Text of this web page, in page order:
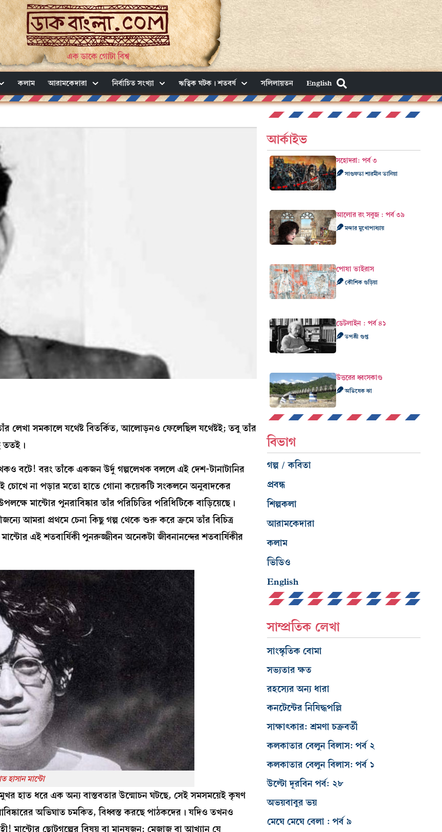
এক ডাকে গোটা বিশ্ব
কলাম আরামকেদারা নির্বাচিত সংখ্যা ঋত্বিক ঘটক। শতবর্ষ সলিলায়তন English
লেখা সমকালে যথেষ্ট বিতর্কিত, আলোড়নও ফেলেছিল যথেষ্টই; তবু তাঁর
ততই।
বটে! বরং তাঁকে একজন উর্দু গল্পলেখক বললে এই দেশ-টানাটানির
চোখে না পড়ার মতো হাতে গোনা কয়েকটি সংকলনে অনুবাদকের
মান্টোর পুনরাবিষ্কার তাঁর পরিচিতির পরিধিটিকে বাড়িয়েছে।
আমরা প্রথমে চেনা কিছু গল্প থেকে শুরু করে ক্রমে তাঁর বিচিত্র
এই শতবার্ষিকী পুনরুজ্জীবন অনেকটা জীবনানন্দের শতবার্ষিকীর
হাসান মান্টো
হাত ধরে এক অন্য বাস্তবতার উন্মোচন ঘটছে, সেই সমসময়েই কৃষণ
অভিঘাত চমকিত, বিধ্বস্ত করছে পাঠকদের। যদিও তখনও
আর্কাইভ
সহোদরা: পর্ব ৩
সাগুফতা শারমীন তানিয়া
আলোর রং সবুজ : পর্ব ৩৯
মন্দার মুখোপাধ্যায়
পোষা ভাইরাস
কৌশিক গুড়িয়া
ডেটলাইন : পর্ব ৪১
তপশ্রী গুপ্ত
উত্তরের ধ্বংসকাণ্ড
অভিষেক ঝা
বিভাগ
গল্প / কবিতা
প্রবন্ধ
শিল্পকলা
আরামকেদারা
কলাম
ভিডিও
English
সাম্প্রতিক লেখা
সাংস্কৃতিক বোমা
সভ্যতার ক্ষত
রহস্যের অন্য ধারা
কনটেন্টের নিষিদ্ধপল্লি
সাক্ষাৎকার: শ্রমণা চক্রবর্তী
কলকাতার বেলুন বিলাস: পর্ব ২
কলকাতার বেলুন বিলাস: পর্ব ১
উল্টো দূরবিন পর্ব: ২৮
অভয়বাবুর ভয়
মেঘে মেঘে বেলা : পর্ব ৯